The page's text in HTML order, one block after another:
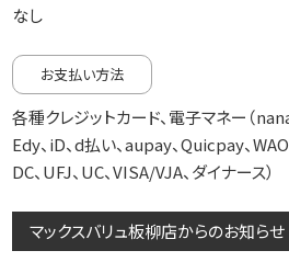
なし
お支払い方法
各種クレジットカード、電子マネー（
Edy、iD、d払い、aupay、Quicpay、
DC、UFJ、UC、VISA/VJA、ダイナース）
マックスバリュ板柳店からのお知らせ